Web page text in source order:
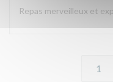
Repas merveilleux et
1